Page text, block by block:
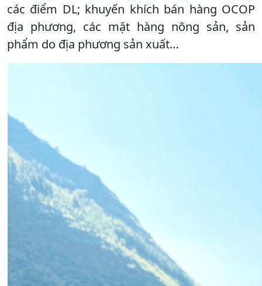
các điểm DL; khuyến khích bán hàng OCOP
địa phương, các mặt hàng nông sản, sản
phẩm do địa phương sản xuất…